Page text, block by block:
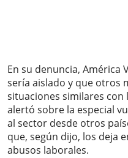
En su denuncia, América
sería aislado y que otros
situaciones similares con
alertó sobre la especial
al sector desde otros
que, según dijo, los deja
abusos laborales.